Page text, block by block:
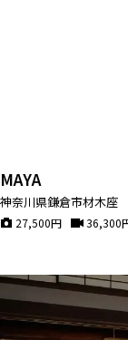
MAYA
神奈川県鎌倉市材木座
27,500円 36,300